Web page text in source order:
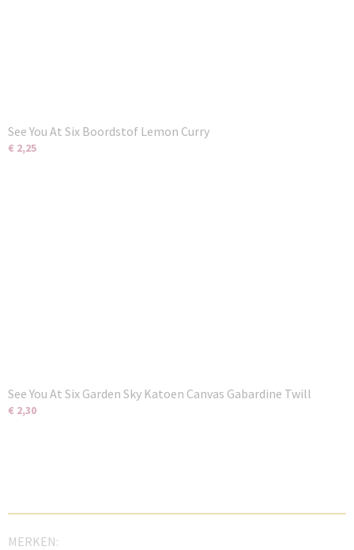
See You At Six Boordstof Lemon Curry
€ 2,25
See You At Six Garden Sky Katoen Canvas Gabardine Twill
€ 2,30
MERKEN: